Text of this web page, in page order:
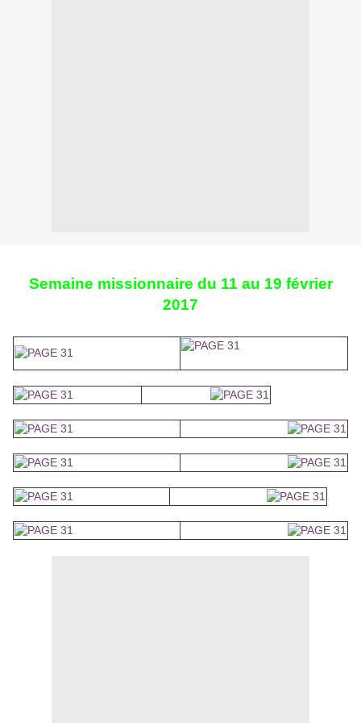
Semaine missionnaire du 11 au 19 février
2017